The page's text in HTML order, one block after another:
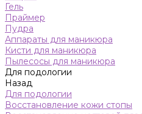
Гель
Праймер
Пудра
Аппараты для маникюра
Кисти для маникюра
Пылесосы для маникюра
Для подологии
Назад
Для подологии
Восстановление кожи стопы